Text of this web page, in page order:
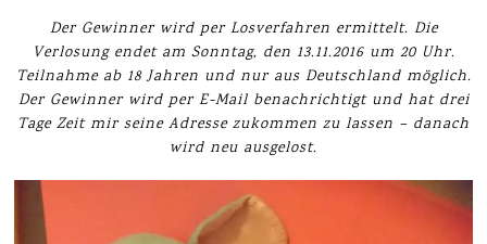
Der Gewinner wird per Losverfahren ermittelt. Die
Verlosung endet am Sonntag, den 13.11.2016 um 20 Uhr.
Teilnahme ab 18 Jahren und nur aus Deutschland möglich.
Der Gewinner wird per E-Mail benachrichtigt und hat drei
Tage Zeit mir seine Adresse zukommen zu lassen – danach
wird neu ausgelost.